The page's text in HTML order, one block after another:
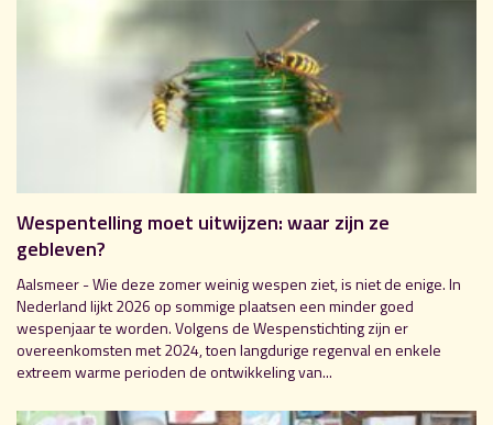
Wespentelling moet uitwijzen: waar zijn ze
gebleven?
Aalsmeer - Wie deze zomer weinig wespen ziet, is niet de enige. In
Nederland lijkt 2026 op sommige plaatsen een minder goed
wespenjaar te worden. Volgens de Wespenstichting zijn er
overeenkomsten met 2024, toen langdurige regenval en enkele
extreem warme perioden de ontwikkeling van...